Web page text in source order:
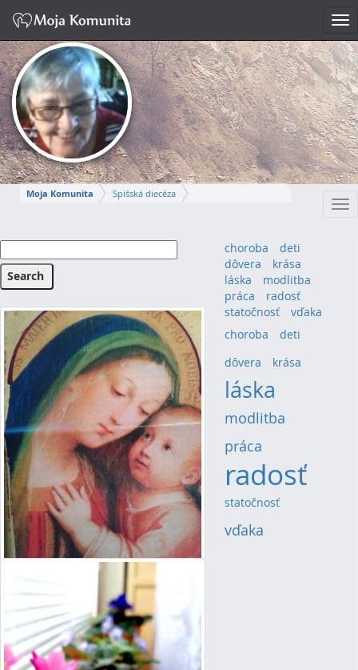
Moja Komunita
Spišská diecéza
MÁRIA-IRMA
DÁ SA TO VÔBEC?
Je to k neuvereniu, ale nie
ojedinelé. A preto píšem.
Read More»
choroba
deti
dôvera
krása
láska
modlitba
práca
radosť
statočnosť
vďaka
choroba (4)deti
dôvera (4)krása
láska
modlitba
práca
radosť(20)
statočnosť
vďaka